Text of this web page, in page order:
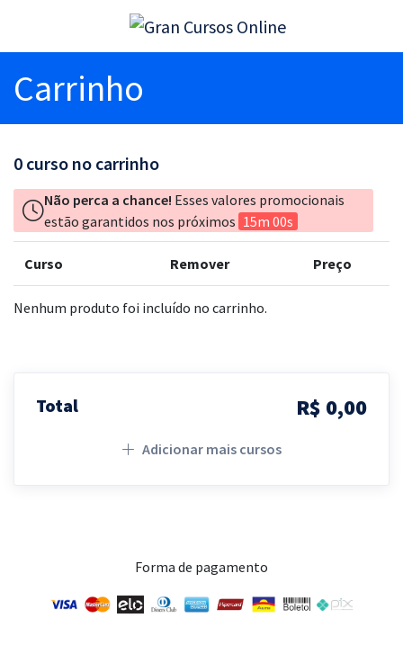
Carrinho
0 curso no carrinho
Não perca a chance! Esses valores promocionais
estão garantidos nos próximos 15m 00s
Curso Remover Preço
Nenhum produto foi incluído no carrinho.
Total R$ 0,00
Adicionar mais cursos
Forma de pagamento